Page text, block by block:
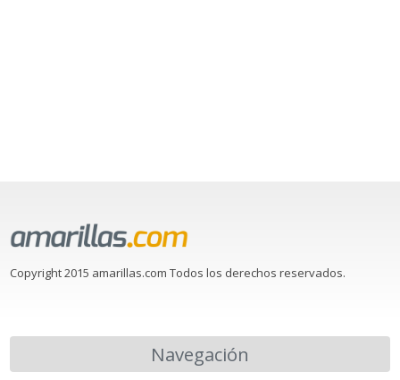
Copyright 2015 amarillas.com Todos los derechos reservados.
Navegación